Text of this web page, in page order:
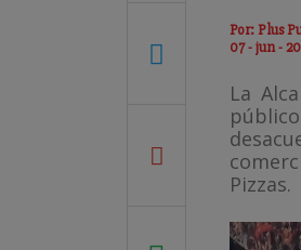
Por: Plus
07 - jun -
La
Pizzas.